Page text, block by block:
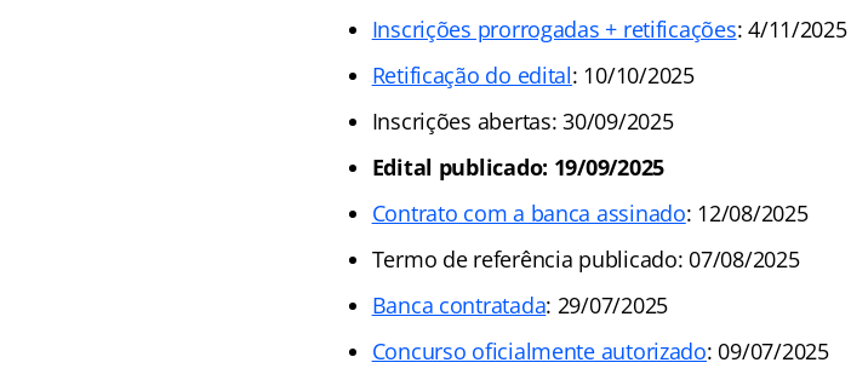
Inscrições prorrogadas + retificações: 4/11/2025
Retificação do edital: 10/10/2025
Inscrições abertas: 30/09/2025
Edital publicado: 19/09/2025
Contrato com a banca assinado: 12/08/2025
Termo de referência publicado: 07/08/2025
Banca contratada: 29/07/2025
Concurso oficialmente autorizado: 09/07/2025